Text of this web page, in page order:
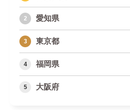
愛知県
東京都
福岡県
大阪府